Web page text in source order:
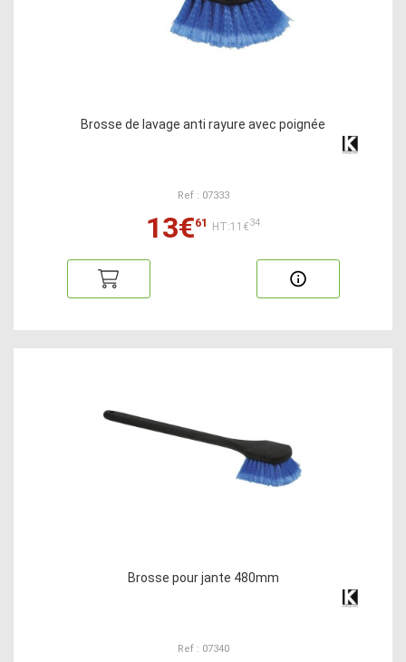
Brosse de lavage anti rayure avec poignée
Ref : 07333
13€61 HT:11€34
Brosse pour jante 480mm
Ref : 07340